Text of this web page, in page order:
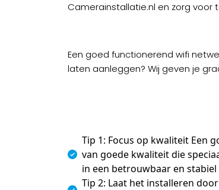
Camerainstallatie.nl en zorg voor
Een goed functionerend wifi
laten aanleggen? Wij geven je
Tip 1: Focus op kwaliteit Een
van goede kwaliteit die
in een betrouwbaar en
Tip 2: Laat het installeren